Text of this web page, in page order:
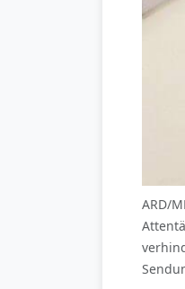
ARD/